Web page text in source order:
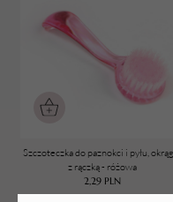
Szczoteczka do paznokci i pyłu,
z rączką - różowa
2,29 PLN